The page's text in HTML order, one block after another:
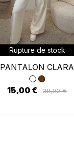
Rupture de stock
PANTALON CLARA
15,00 € 39,00 €